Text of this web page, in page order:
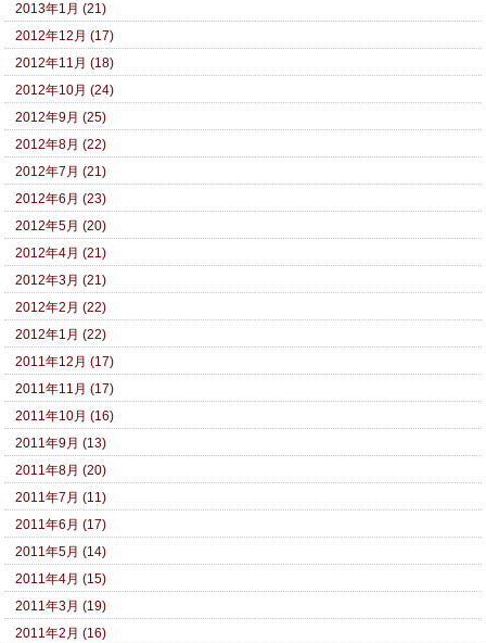
2013年1月 (21)
2012年12月 (17)
2012年11月 (18)
2012年10月 (24)
2012年9月 (25)
2012年8月 (22)
2012年7月 (21)
2012年6月 (23)
2012年5月 (20)
2012年4月 (21)
2012年3月 (21)
2012年2月 (22)
2012年1月 (22)
2011年12月 (17)
2011年11月 (17)
2011年10月 (16)
2011年9月 (13)
2011年8月 (20)
2011年7月 (11)
2011年6月 (17)
2011年5月 (14)
2011年4月 (15)
2011年3月 (19)
2011年2月 (16)